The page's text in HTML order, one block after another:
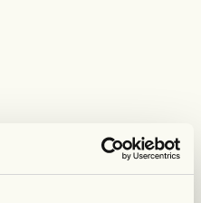
med 300 krvia denna